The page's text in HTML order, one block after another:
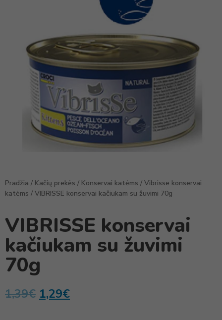
Pradžia / Kačių prekės / Konservai katėms / Vibrisse konservai
katėms / VIBRISSE konservai kačiukam su žuvimi 70g
VIBRISSE konservai
kačiukam su žuvimi
70g
1,39€ 1,29€